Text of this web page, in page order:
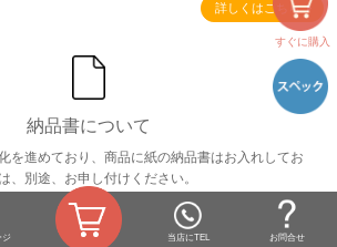
すぐに購入
詳しくはこちら
納品書について
を進めており、商品に紙の納品書はお入れしてお
、別途、お申し付けください。
ジ 当店にTEL お問合せ